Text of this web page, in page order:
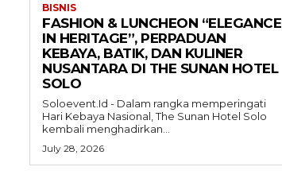
BISNIS
FASHION & LUNCHEON “ELEGANCE
IN HERITAGE”, PERPADUAN
KEBAYA, BATIK, DAN KULINER
NUSANTARA DI THE SUNAN HOTEL
SOLO
Soloevent.Id - Dalam rangka memperingati
Hari Kebaya Nasional, The Sunan Hotel Solo
kembali menghadirkan...
July 28, 2026